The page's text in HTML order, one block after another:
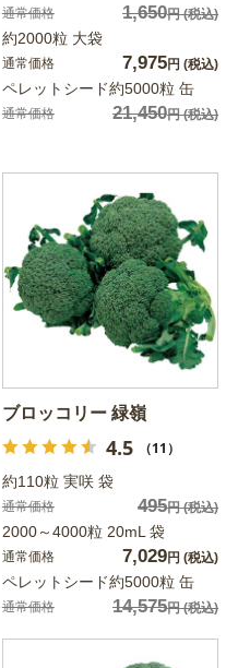
通常価格 1,650円(税込)
約2000粒 大袋
通常価格 7,975円 (税込)
ペレットシード約5000粒 缶
通常価格 21,450円(税込)
ブロッコリー 緑嶺
4.5 （11）
約110粒 実咲 袋
通常価格 495円(税込)
2000～4000粒 20mL 袋
通常価格 7,029円 (税込)
ペレットシード約5000粒 缶
通常価格 14,575円(税込)